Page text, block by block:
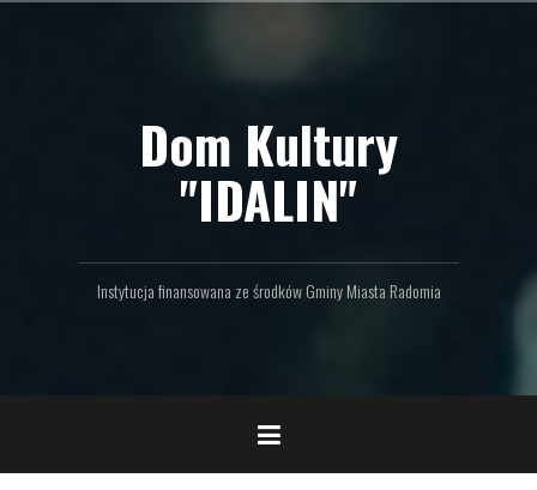
Dom Kultury
"IDALIN"
Instytucja finansowana ze środków Gminy Miasta Radomia